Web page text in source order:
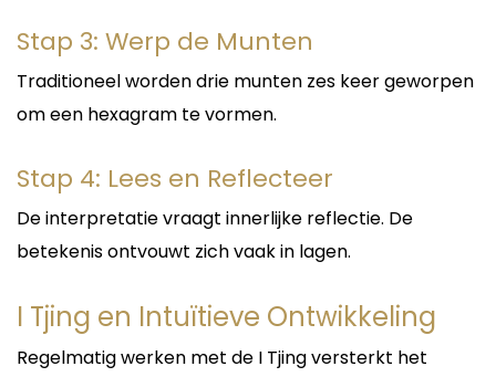
Stap 3: Werp de Munten
Traditioneel worden drie munten zes keer geworpen
om een hexagram te vormen.
Stap 4: Lees en Reflecteer
De interpretatie vraagt innerlijke reflectie. De
betekenis ontvouwt zich vaak in lagen.
I Tjing en Intuïtieve Ontwikkeling
Regelmatig werken met de I Tjing versterkt het